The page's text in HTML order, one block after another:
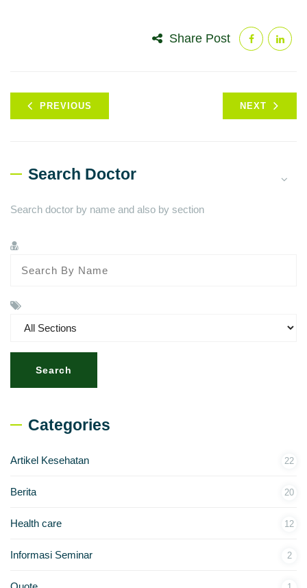
Share Post
PREVIOUS NEXT
Search Doctor
Search doctor by name and also by section
Search
Categories
Artikel Kesehatan 22
Berita 20
Health care 12
Informasi Seminar 2